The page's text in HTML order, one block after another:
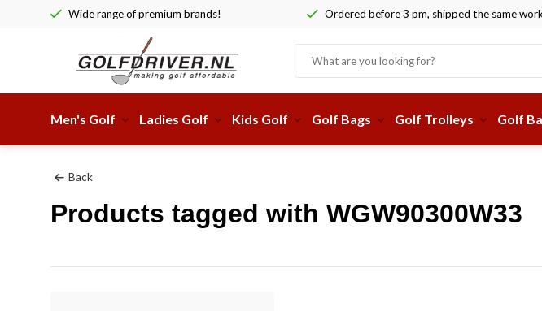
Wide range of premium brands! Ordered before 3 pm, shipped the same
Men's Golf Ladies Golf Kids Golf Golf Bags Golf Trolleys Golf
Back
Products tagged with WGW90300W33